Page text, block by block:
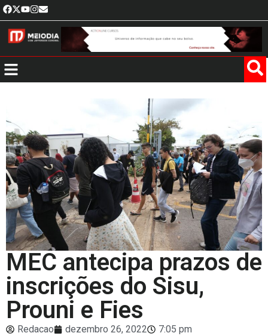
MEC antecipa prazos de
inscrições do Sisu,
Prouni e Fies
Redacao dezembro 26, 2022
7:05 pm